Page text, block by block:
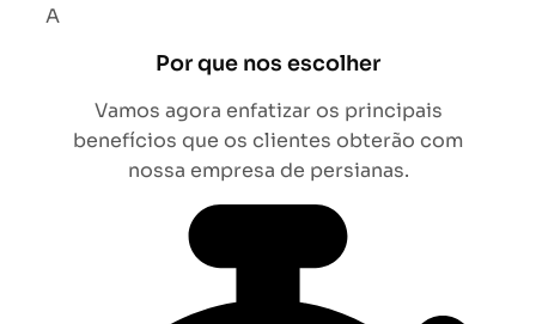
A
Por que nos escolher
Vamos agora enfatizar os principais
benefícios que os clientes obterão com
nossa empresa de persianas.